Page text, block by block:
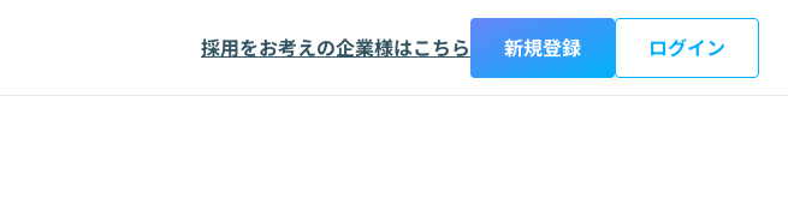
採用をお考えの企業様はこちら 新規登録 ログイン